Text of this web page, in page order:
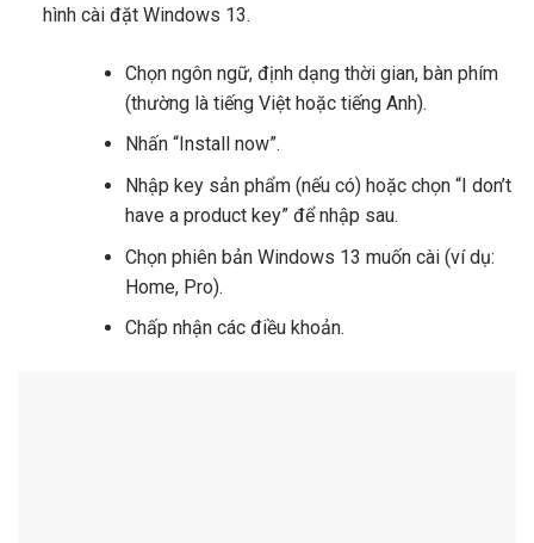
hình cài đặt Windows 13.
Chọn ngôn ngữ, định dạng thời gian, bàn phím
(thường là tiếng Việt hoặc tiếng Anh).
Nhấn “Install now”.
Nhập key sản phẩm (nếu có) hoặc chọn “I don’t
have a product key” để nhập sau.
Chọn phiên bản Windows 13 muốn cài (ví dụ:
Home, Pro).
Chấp nhận các điều khoản.